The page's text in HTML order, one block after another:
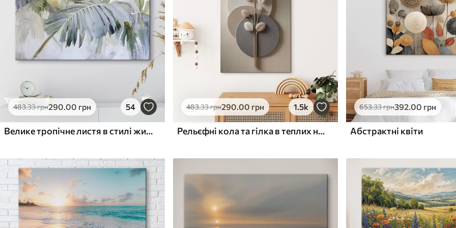
✗
Поверхня з текстурою
полотна
✗ Екологічний матеріал
✓
Поверхня з текстурою
полотна
✗Екологічний матеріал
✓
✓Екологічний матеріал
483.33грн290.00 грн 54
Велике тропічне листя в стилі живопису
483.33грн290.00 грн 1.5k
Рельєфні кола та гілка в теплих нейтральних тонах
653.33грн392.00 грн
Абстрактні квіти